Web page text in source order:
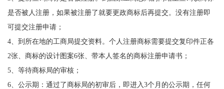
是否被人注册，如果被注册了就要更政商标后再提交。没有注册即
可提交注册申请；
4、到所在地的工商局提交资料。个人注册商标需要提交复印件正各
2张、商标的设计图案6张、带本人签名的商标注册申请书；
5、等待商标局的审核；
6、公示期：通过了商标局的初审后，即进入3个月的公示期，任何